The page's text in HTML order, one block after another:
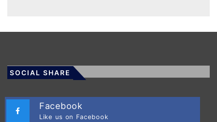
SOCIAL SHARE
Facebook
Like us on Facebook